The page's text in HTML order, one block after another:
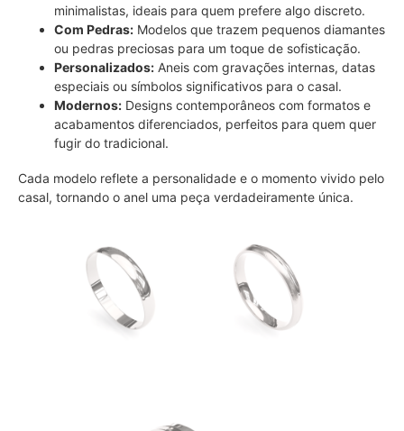
minimalistas, ideais para quem prefere algo discreto.
Com Pedras: Modelos que trazem pequenos diamantes
ou pedras preciosas para um toque de sofisticação.
Personalizados: Aneis com gravações internas, datas
especiais ou símbolos significativos para o casal.
Modernos: Designs contemporâneos com formatos e
acabamentos diferenciados, perfeitos para quem quer
fugir do tradicional.
Cada modelo reflete a personalidade e o momento vivido pelo
casal, tornando o anel uma peça verdadeiramente única.